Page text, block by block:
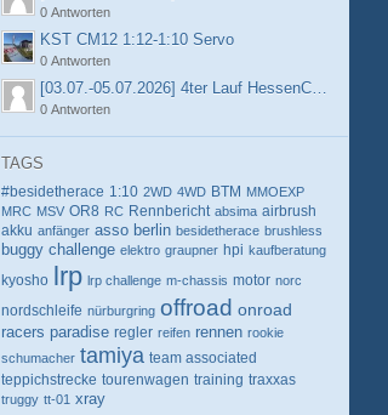
0 Antworten
KST CM12 1:12-1:10 Servo
0 Antworten
[03.07.-05.07.2026] 4ter Lauf HessenCup OR8 /
0 Antworten
TAGS
#besidetherace 1:10 2WD 4WD BTM MMOEXP
MRC MSV OR8 RC Rennbericht absima airbrush
akku anfänger asso berlin besidetherace brushless
buggy challenge elektro graupner hpi kaufberatung
kyosho lrp lrp challenge m-chassis motor norc
nordschleife nürburgring offroad onroad
racers paradise regler reifen rennen rookie
schumacher tamiya team associated
teppichstrecke tourenwagen training traxxas
truggy tt-01 xray